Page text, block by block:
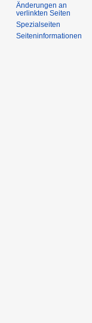
Änderungen an
verlinkten Seiten
Spezialseiten
Seiten­­informationen